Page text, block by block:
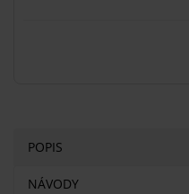
POPIS
NÁVODY